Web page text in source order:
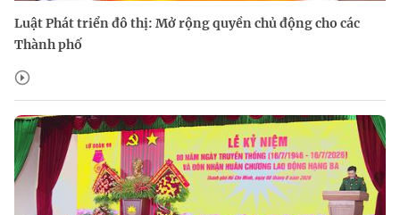
Luật Phát triển đô thị: Mở rộng quyền chủ động cho các
Thành phố